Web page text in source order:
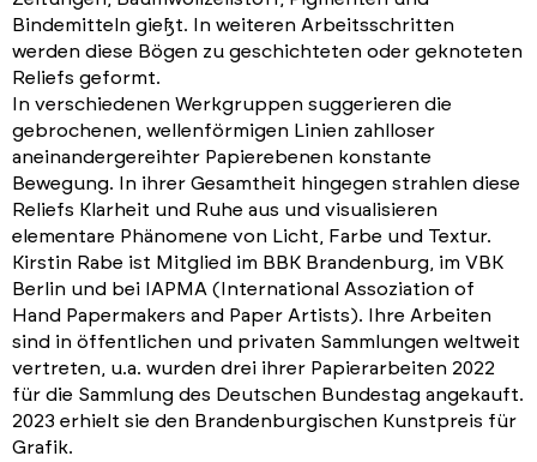
Bindemitteln gießt. In weiteren Arbeitsschritten
werden diese Bögen zu geschichteten oder geknoteten
Reliefs geformt.
In verschiedenen Werkgruppen suggerieren die
gebrochenen, wellenförmigen Linien zahlloser
aneinandergereihter Papierebenen konstante
Bewegung. In ihrer Gesamtheit hingegen strahlen diese
Reliefs Klarheit und Ruhe aus und visualisieren
elementare Phänomene von Licht, Farbe und Textur.
Kirstin Rabe ist Mitglied im BBK Brandenburg, im VBK
Berlin und bei IAPMA (International Assoziation of
Hand Papermakers and Paper Artists). Ihre Arbeiten
sind in öffentlichen und privaten Sammlungen weltweit
vertreten, u.a. wurden drei ihrer Papierarbeiten 2022
für die Sammlung des Deutschen Bundestag angekauft.
2023 erhielt sie den Brandenburgischen Kunstpreis für
Grafik.